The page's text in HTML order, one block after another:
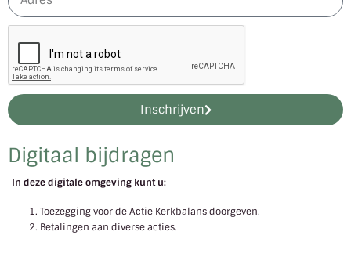
Digitaal bijdragen
In deze digitale omgeving kunt u:
Toezegging voor de Actie Kerkbalans doorgeven.
Betalingen aan diverse acties.
Inschrijven